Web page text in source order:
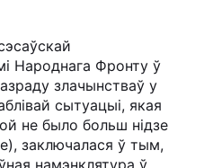
Народнага Фронту ў
злачынстваў у
сытуацыі, якая
не было больш нідзе
заключалася ў тым,